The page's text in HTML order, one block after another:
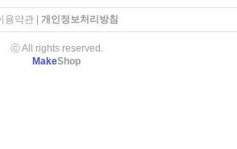
용약관| 개인정보처리방침
ⓒ All rights reserved.
MakeShop